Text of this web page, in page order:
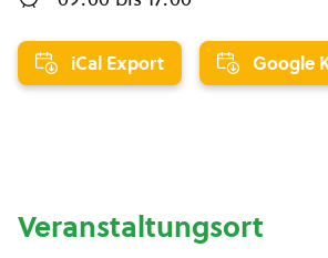
iCal Export Google
Veranstaltungsort